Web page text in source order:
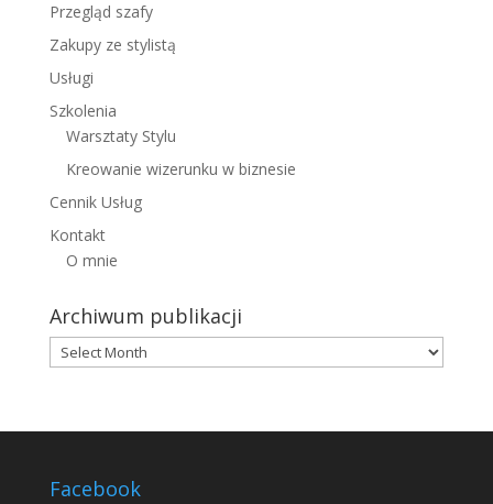
Przegląd szafy
Zakupy ze stylistą
Usługi
Szkolenia
Warsztaty Stylu
Kreowanie wizerunku w biznesie
Cennik Usług
Kontakt
O mnie
Archiwum publikacji
Archiwum
publikacji
Facebook